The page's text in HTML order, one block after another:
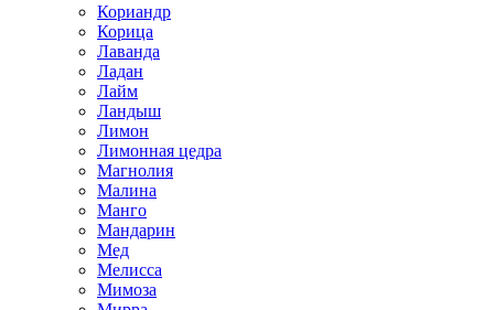
Кориандр
Корица
Лаванда
Ладан
Лайм
Ландыш
Лимон
Лимонная цедра
Магнолия
Малина
Манго
Мандарин
Мед
Мелисса
Мимоза